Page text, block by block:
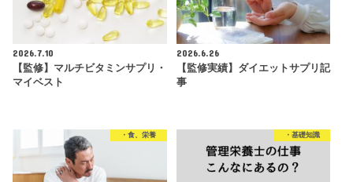
2026.7.10
【監修】マルチビタミンサプリ・
マイベスト
2026.6.26
【監修実績】ダイエットサプリ記
事
・食、栄養 ・基礎知識